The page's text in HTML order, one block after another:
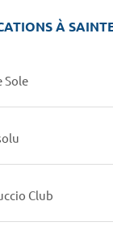
À
Sole
Club